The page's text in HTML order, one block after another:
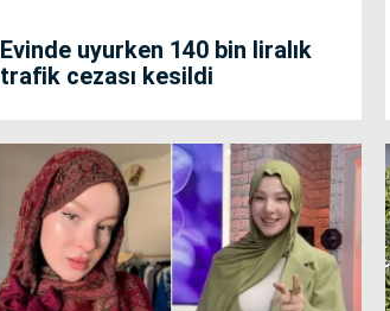
Evinde uyurken 140 bin liralık
trafik cezası kesildi